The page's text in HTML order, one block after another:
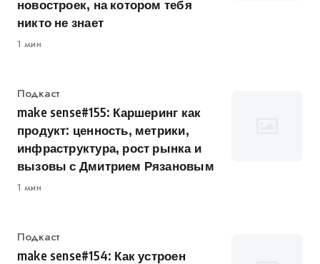
новостроек, на котором тебя
никто не знает
1 мин
Категория
Подкаст
make sense#155: Каршеринг как
продукт: ценность, метрики,
инфраструктура, рост рынка и
вызовы с Дмитрием Рязановым
1 мин
Категория
Подкаст
make sense#154: Как устроен